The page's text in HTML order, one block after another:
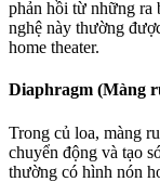
phản hồi từ những ra
nghệ này thường
home theater.
Diaphragm (Màng
Trong củ loa, màng
chuyển động và tạo
thường có hình nón